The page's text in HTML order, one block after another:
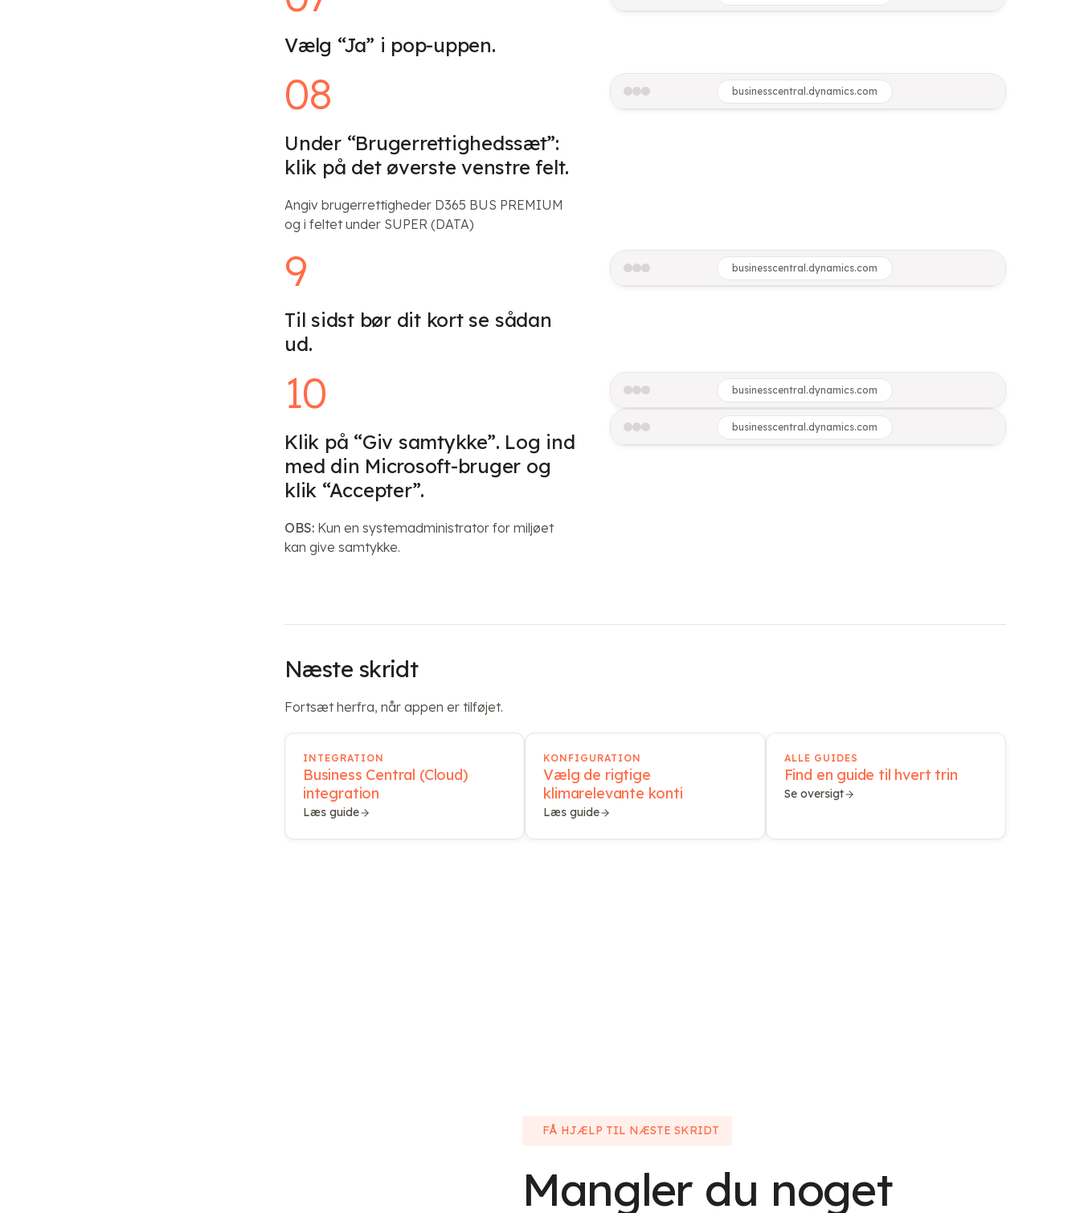
Vælg “Ja” i pop-uppen.
08
Under “Brugerrettighedssæt”:
klik på det øverste venstre felt.
Angiv brugerrettigheder D365 BUS PREMIUM
og i feltet under SUPER (DATA)
businesscentral.dynamics.com
9
Til sidst bør dit kort se sådan
ud.
businesscentral.dynamics.com
10
Klik på “Giv samtykke”. Log ind
med din Microsoft-bruger og
klik “Accepter”.
OBS: Kun en systemadministrator for miljøet
kan give samtykke.
businesscentral.dynamics.com
businesscentral.dynamics.com
Næste skridt
Fortsæt herfra, når appen er tilføjet.
INTEGRATION
Business Central (Cloud)
integration
Læs guide
KONFIGURATION
Vælg de rigtige
klimarelevante konti
Læs guide
ALLE GUIDES
Find en guide til hvert trin
Se oversigt
FÅ HJÆLP TIL NÆSTE SKRIDT
Mangler du noget